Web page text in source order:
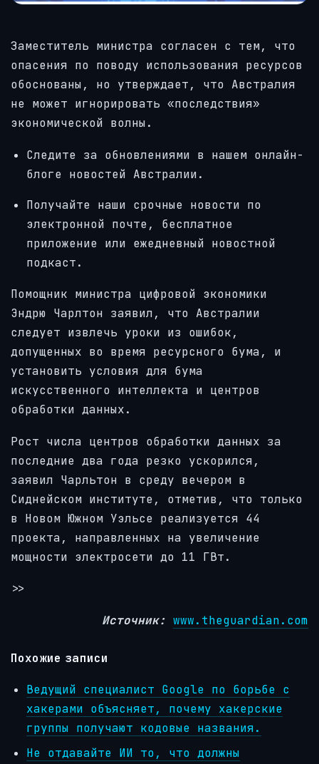
Заместитель министра согласен с тем, что
опасения по поводу использования ресурсов
обоснованы, но утверждает, что Австралия
не может игнорировать «последствия»
экономической волны.
Следите за обновлениями в нашем онлайн-
блоге новостей Австралии.
Получайте наши срочные новости по
электронной почте, бесплатное
приложение или ежедневный новостной
подкаст.
Помощник министра цифровой экономики
Эндрю Чарлтон заявил, что Австралии
следует извлечь уроки из ошибок,
допущенных во время ресурсного бума, и
установить условия для бума
искусственного интеллекта и центров
обработки данных.
Рост числа центров обработки данных за
последние два года резко ускорился,
заявил Чарльтон в среду вечером в
Сиднейском институте, отметив, что только
в Новом Южном Уэльсе реализуется 44
проекта, направленных на увеличение
мощности электросети до 11 ГВт.
>>
Источник: www.theguardian.com
Похожие записи
Ведущий специалист Google по борьбе с
хакерами объясняет, почему хакерские
группы получают кодовые названия.
Не отдавайте ИИ то, что должны